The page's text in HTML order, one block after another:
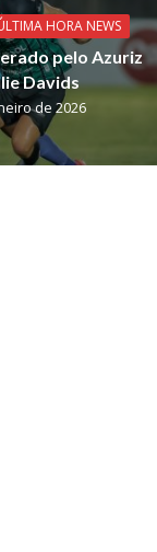
HORA NEWS
pelo Azuriz
Davids
de 2026